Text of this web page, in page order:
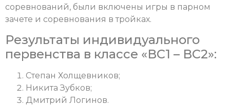
соревнований, были включены игры в парном
зачете и соревнования в тройках.
Результаты индивидуального
первенства в классе «ВС1 – ВС2»:
Степан Холщевников;
Никита Зубков;
Дмитрий Логинов.